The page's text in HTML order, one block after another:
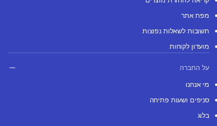
מפת אתר
תשובות לשאלות נפוצות
מועדון לקוחות
על החברה
מי אנחנו
סניפים ושעות פתיחה
בלוג